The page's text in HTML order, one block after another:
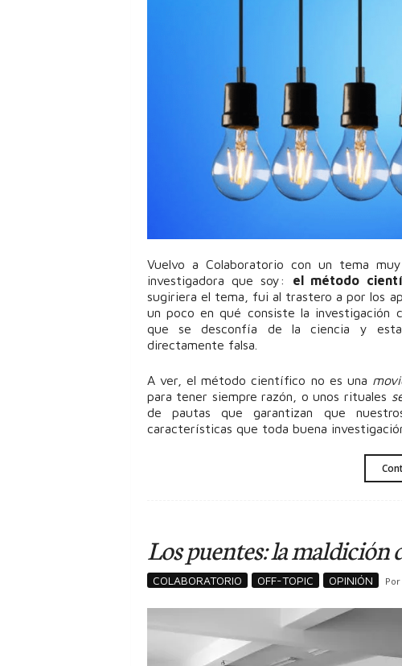
Vuelvo a Colaboratorio con un tema
investigadora que soy: el método
sugiriera el tema, fui al trastero a por los
un poco en qué consiste la investigación
que se desconfía de la ciencia y
directamente falsa.
A ver, el método científico no es una
para tener siempre razón, o unos rituales
de pautas que garantizan que
características que toda buena
Los puentes: la maldición
COLABORATORIO OFF-TOPIC OPINIÓN Por